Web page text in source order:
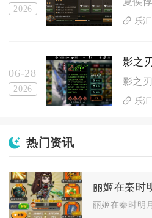
2026
乐
06-28
2026
影之
乐
热门资讯
丽姬在秦时明月